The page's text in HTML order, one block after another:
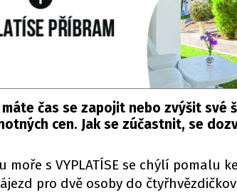
máte čas se zapojit nebo zvýšit své
cen. Jak se zúčastnit, se
moře s VYPLATÍSE se chýlí pomalu
pro dvě osoby do